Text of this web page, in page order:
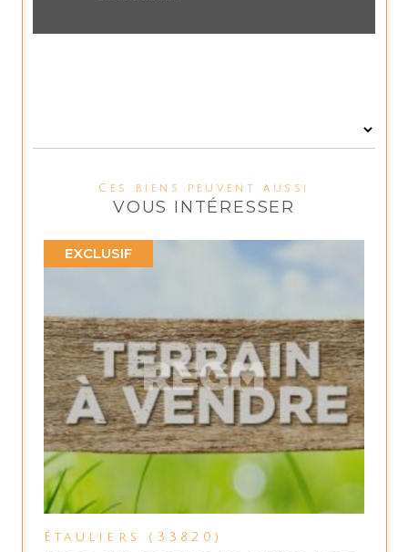
Ces biens peuvent aussi
VOUS INTÉRESSER
EXCLUSIF
Étauliers (33820)